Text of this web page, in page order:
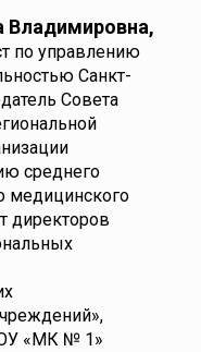
Владимировна,
по управлению
Санкт-
Совета
среднего
медицинского
директоров
«МК № 1»